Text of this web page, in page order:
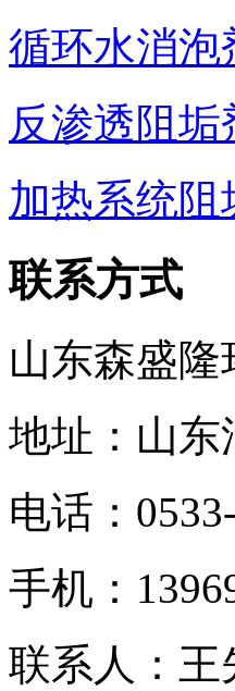
循环水消泡
反渗透阻垢
加热系统阻
联系方式
山东森盛
地址：山东
电话：
手机：
联系人：王